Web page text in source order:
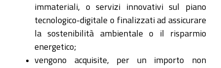
immateriali, o servizi innovativi sul piano
tecnologico-digitale o finalizzati ad assicurare
la sostenibilità ambientale o il risparmio
energetico;
vengono acquisite, per un importo non